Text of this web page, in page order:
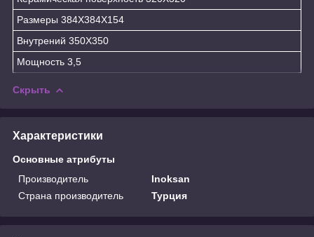
Размеры 384X384X154
Внутрений 350X350
Мощность 3,5
Скрыть
Характеристики
Основные атрибуты
Производитель
Inoksan
Страна производитель
Турция